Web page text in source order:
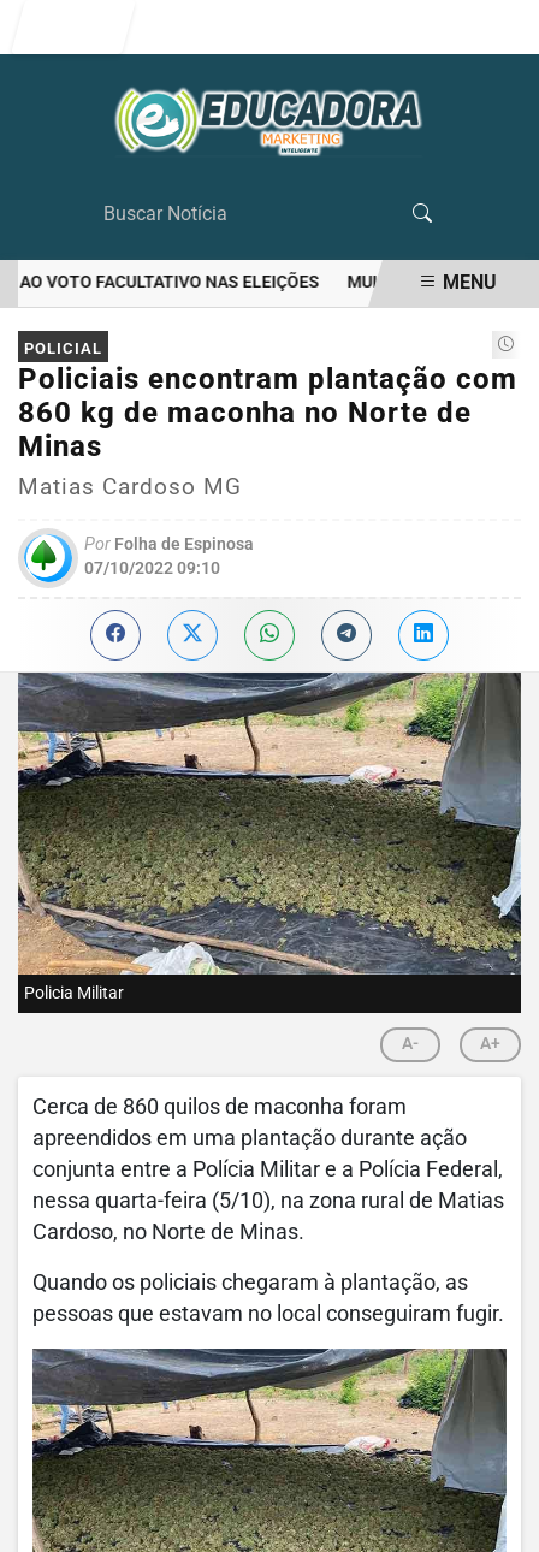
VOTO FACULTATIVO NAS ELEIÇÕES MULHER MATA O
EM ALTA
MENU
POLICIAL
Policiais encontram plantação com
860 kg de maconha no Norte de
Minas
Matias Cardoso MG
Por Folha de Espinosa
07/10/2022 09:10
Policia Militar
A- A+
Cerca de 860 quilos de maconha foram
apreendidos em uma plantação durante ação
conjunta entre a Polícia Militar e a Polícia Federal,
nessa quarta-feira (5/10), na zona rural de Matias
Cardoso, no Norte de Minas.
Quando os policiais chegaram à plantação, as
pessoas que estavam no local conseguiram fugir.